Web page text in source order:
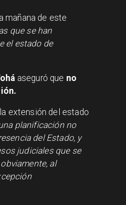
mañana de este
que se han
el estado de
aseguró que no
extensión del estado
planificación no
del Estado, y
judiciales que se
al